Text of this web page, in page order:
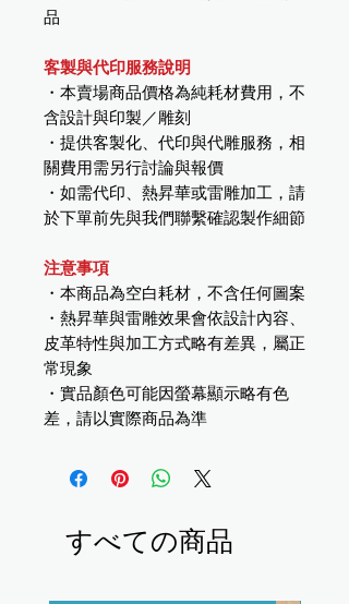
品
客製與代印服務說明
・本賣場商品價格為純耗材費用，不
含設計與印製／雕刻
・提供客製化、代印與代雕服務，相
關費用需另行討論與報價
・如需代印、熱昇華或雷雕加工，請
於下單前先與我們聯繫確認製作細節
注意事項
・本商品為空白耗材，不含任何圖案
・熱昇華與雷雕效果會依設計內容、
皮革特性與加工方式略有差異，屬正
常現象
・實品顏色可能因螢幕顯示略有色
差，請以實際商品為準
すべての商品